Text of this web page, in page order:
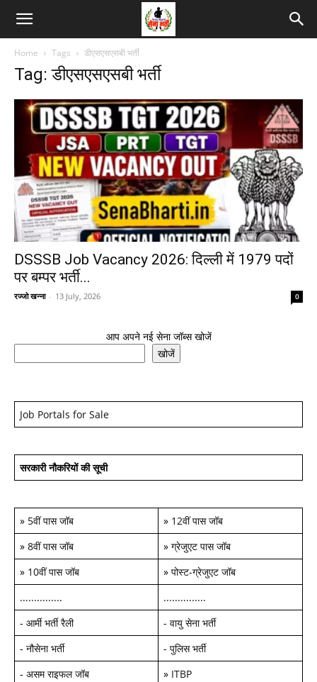
Home Tags डीएसएसएसबी भर्ती
Tag: डीएसएसएसबी भर्ती
DSSSB Job Vacancy 2026: दिल्ली में 1979 पदों
पर बम्पर भर्ती...
रज्जो खन्ना - 13 July, 2026 0
आप अपने नई सेना जॉब्स खोजें
खोजें
Job Portals for Sale
सरकारी नौकरियों की सूची
» 5वीं पास जॉब » 12वीं पास जॉब
» 8वीं पास जॉब » ग्रेजुएट पास जॉब
» 10वीं पास जॉब » पोस्ट-ग्रेजुएट जॉब
...............
...............
- आर्मी भर्ती रैली - वायु सेना भर्ती
- नौसेना भर्ती - पुलिस भर्ती
- असम राइफल जॉब » ITBP